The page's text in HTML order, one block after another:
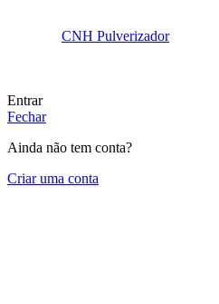
CNH Pulverizador
Entrar
Fechar
Ainda não tem conta?
Criar uma conta